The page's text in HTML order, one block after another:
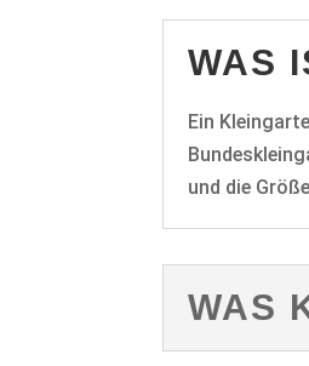
WAS
Ein
und die
WAS